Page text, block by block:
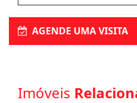
AGENDE UMA VISITA
Imóveis